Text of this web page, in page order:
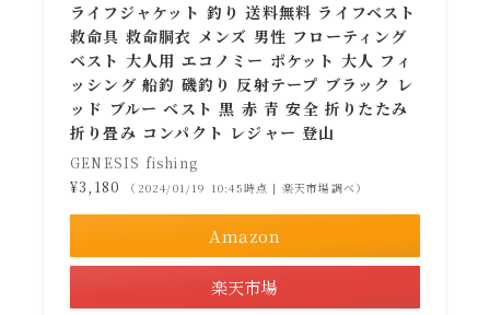
ライフジャケット 釣り 送料無料 ライフベスト
救命具 救命胴衣 メンズ 男性 フローティング
ベスト 大人用 エコノミー ポケット 大人 フィ
ッシング 船釣 磯釣り 反射テープ ブラック レ
ッド ブルー ベスト 黒 赤 青 安全 折りたたみ
折り畳み コンパクト レジャー 登山
GENESIS fishing
¥3,180
（2024/01/19 10:45時点 | 楽天市場調べ）
Amazon
楽天市場